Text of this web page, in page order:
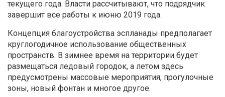
текущего года. Власти рассчитывают, что подрядчик
завершит все работы к июню 2019 года.
Концепция благоустройства эспланады предполагает
круглогодичное использование общественных
пространств. В зимнее время на территории будет
размещаться ледовый городок, а летом здесь
предусмотрены массовые мероприятия, прогулочные
зоны, новый фонтан и многое другое.